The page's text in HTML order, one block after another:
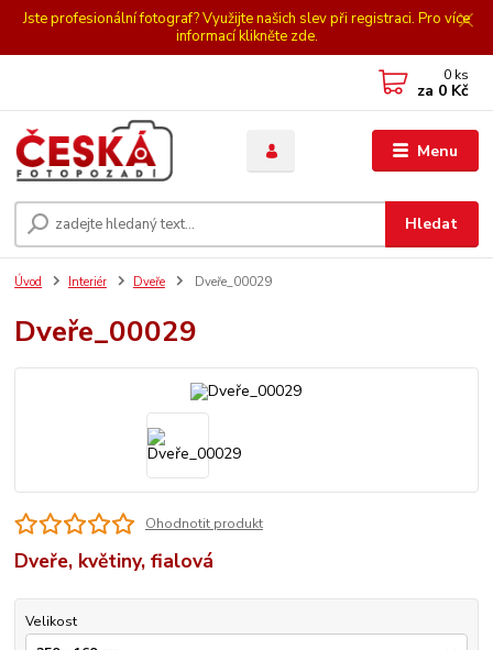
Jste profesionální fotograf? Využijte našich slev při registraci. Pro více
informací klikněte zde.
Menu
Hledat
0 ks
za 0 Kč
Úvod Interiér Dveře Dveře_00029
Dveře_00029
Ohodnotit produkt
Dveře, květiny, fialová
Velikost